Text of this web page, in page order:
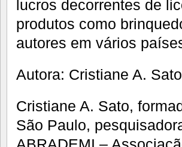
lucros decorrentes de
produtos como
autores em vários
Autora: Cristiane A.
Cristiane A. Sato,
São Paulo,